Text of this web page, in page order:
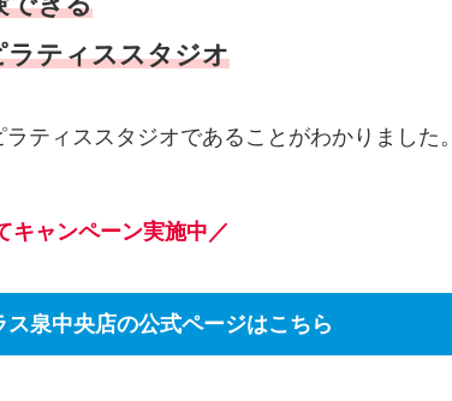
ラティススタジオ
ティススタジオであることがわかりました。
キャンペーン実施中／
泉中央店の公式ページはこちら